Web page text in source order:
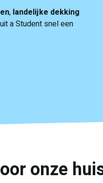
, landelijke dekking
a Student snel een
onze